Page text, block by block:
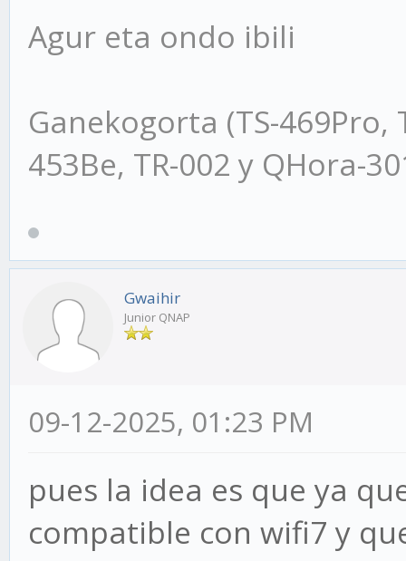
Agur eta ondo ibili
Ganekogorta (TS-469Pro,
453Be, TR-002 y QHora-
Gwaihir
Junior QNAP
09-12-2025, 01:23 PM
pues la idea es que ya
compatible con wifi7 y